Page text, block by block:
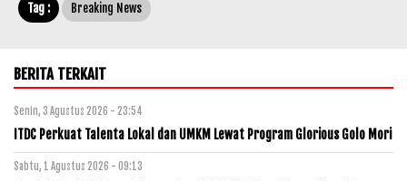
Tag : Breaking News
BERITA TERKAIT
Senin, 3 Agustus 2026 - 23:54
ITDC Perkuat Talenta Lokal dan UMKM Lewat Program Glorious Golo Mori
Sabtu, 1 Agustus 2026 - 09:13